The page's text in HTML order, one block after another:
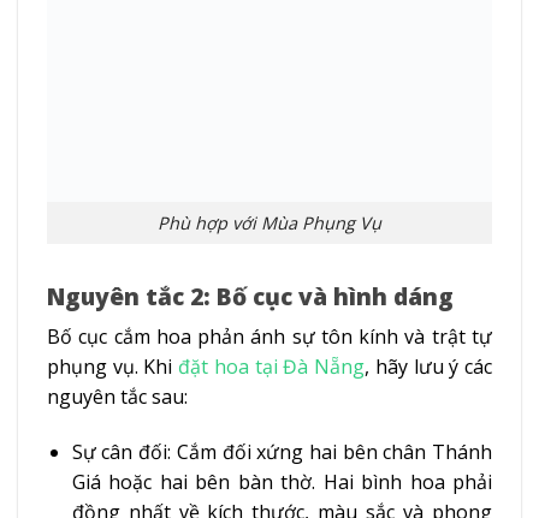
Phù hợp với Mùa Phụng Vụ
Nguyên tắc 2: Bố cục và hình dáng
Bố cục cắm hoa phản ánh sự tôn kính và trật tự
phụng vụ. Khi đặt hoa tại Đà Nẵng, hãy lưu ý các
nguyên tắc sau:
Sự cân đối: Cắm đối xứng hai bên chân Thánh
Giá hoặc hai bên bàn thờ. Hai bình hoa phải
đồng nhất về kích thước, màu sắc và phong